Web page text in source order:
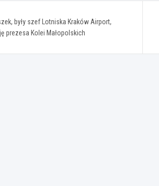
były szef Lotniska Kraków Airport,
prezesa Kolei Małopolskich